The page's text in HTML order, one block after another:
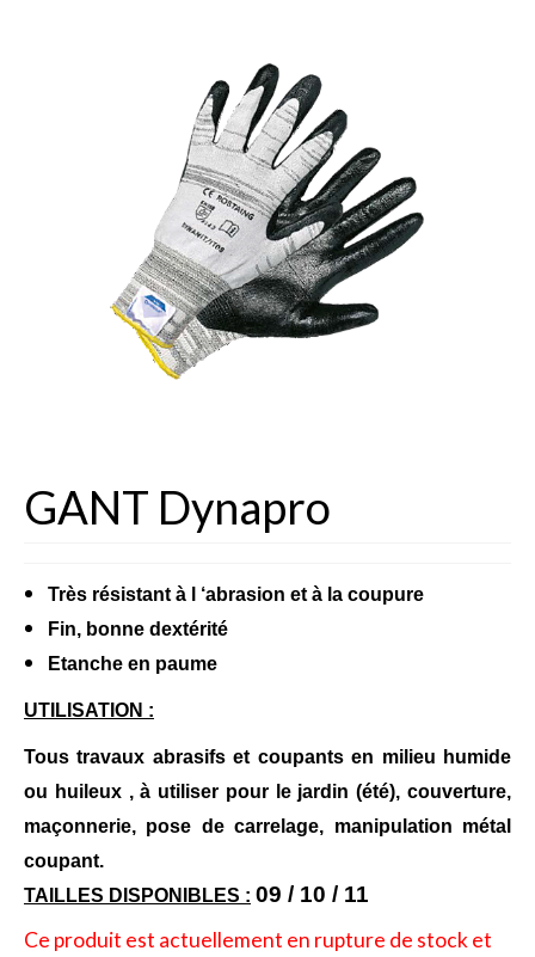
Oignons – Ail – Echalotte
Graines en Sachets
Aromatiques
Bio
Fraicheurs d’Antan
Tomates
Fèves
Bulbes – Graines fleurs
Bulbes Automne
Narcisses
Tulipes
Jacinthes
GANT Dynapro
Très résistant à l ‘abrasion et à la coupure
Fin, bonne dextérité
Etanche en paume
UTILISATION :
Tous travaux abrasifs et coupants en milieu humide
ou huileux , à utiliser pour le jardin (été), couverture,
maçonnerie, pose de carrelage, manipulation métal
coupant.
TAILLES DISPONIBLES : 09 / 10 / 11
Ce produit est actuellement en rupture de stock et